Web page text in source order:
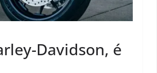
Davidson, é